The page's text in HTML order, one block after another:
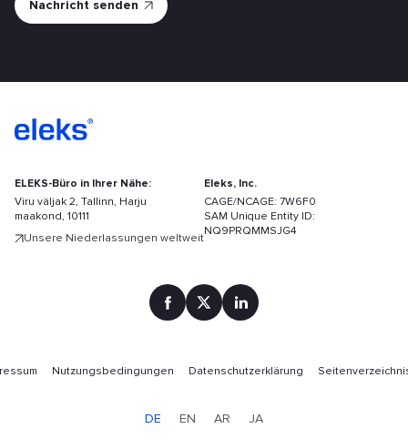
ELEKS-Büro in Ihrer Nähe:
Viru väljak 2, Tallinn, Harju
maakond, 10111
Unsere Niederlassungen weltweit
Eleks, Inc.
CAGE/NCAGE: 7W6F0
SAM Unique Entity ID:
NQ9PRQMMSJG4
Nutzungsbedingungen Datenschutzerklärung
DE EN AR JA